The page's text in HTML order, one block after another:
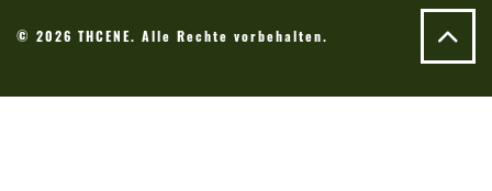
© 2026 THCENE. Alle Rechte vorbehalten.